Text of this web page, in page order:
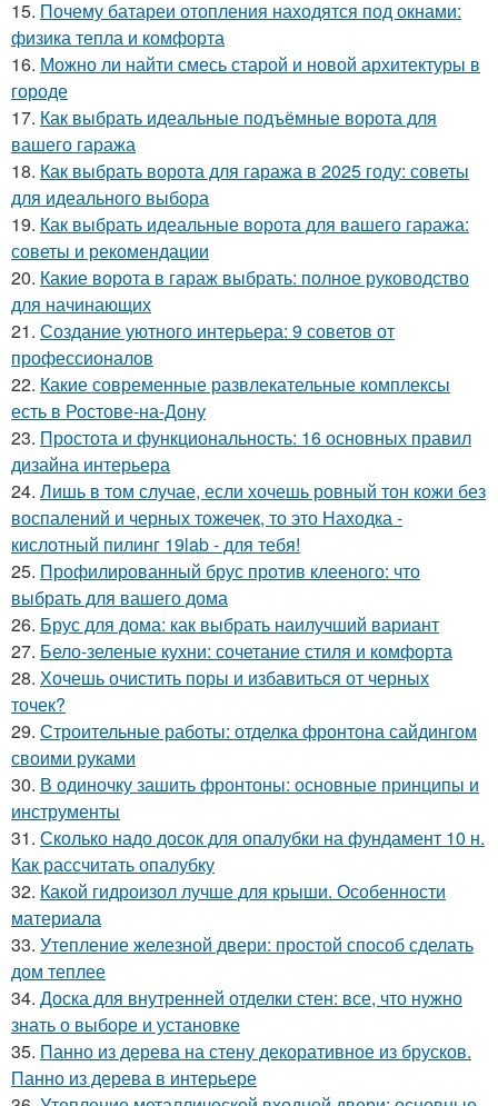
15. Почему батареи отопления находятся под окнами:
физика тепла и комфорта
16. Можно ли найти смесь старой и новой архитектуры в
городе
17. Как выбрать идеальные подъёмные ворота для
вашего гаража
18. Как выбрать ворота для гаража в 2025 году: советы
для идеального выбора
19. Как выбрать идеальные ворота для вашего гаража:
советы и рекомендации
20. Какие ворота в гараж выбрать: полное руководство
для начинающих
21. Создание уютного интерьера: 9 советов от
профессионалов
22. Какие современные развлекательные комплексы
есть в Ростове-на-Дону
23. Простота и функциональность: 16 основных правил
дизайна интерьера
24. Лишь в том случае, если хочешь ровный тон кожи без
воспалений и черных тожечек, то это Находка -
кислотный пилинг 19lab - для тебя!
25. Профилированный брус против клееного: что
выбрать для вашего дома
26. Брус для дома: как выбрать наилучший вариант
27. Бело-зеленые кухни: сочетание стиля и комфорта
28. Хочешь очистить поры и избавиться от черных
точек?
29. Строительные работы: отделка фронтона сайдингом
своими руками
30. В одиночку зашить фронтоны: основные принципы и
инструменты
31. Сколько надо досок для опалубки на фундамент 10 н.
Как рассчитать опалубку
32. Какой гидроизол лучше для крыши. Особенности
материала
33. Утепление железной двери: простой способ сделать
дом теплее
34. Доска для внутренней отделки стен: все, что нужно
знать о выборе и установке
35. Панно из дерева на стену декоративное из брусков.
Панно из дерева в интерьере